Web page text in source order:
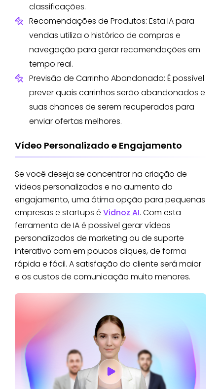
classificações.
Recomendações de Produtos: Esta IA para
vendas utiliza o histórico de compras e
navegação para gerar recomendações em
tempo real.
Previsão de Carrinho Abandonado: É possível
prever quais carrinhos serão abandonados e
suas chances de serem recuperados para
enviar ofertas melhores.
Vídeo Personalizado e Engajamento
Se você deseja se concentrar na criação de
vídeos personalizados e no aumento do
engajamento, uma ótima opção para pequenas
empresas e startups é Vidnoz AI. Com esta
ferramenta de IA é possível gerar vídeos
personalizados de marketing ou de suporte
interativo com em poucos cliques, de forma
rápida e fácil. A satisfação do cliente será maior
e os custos de comunicação muito menores.